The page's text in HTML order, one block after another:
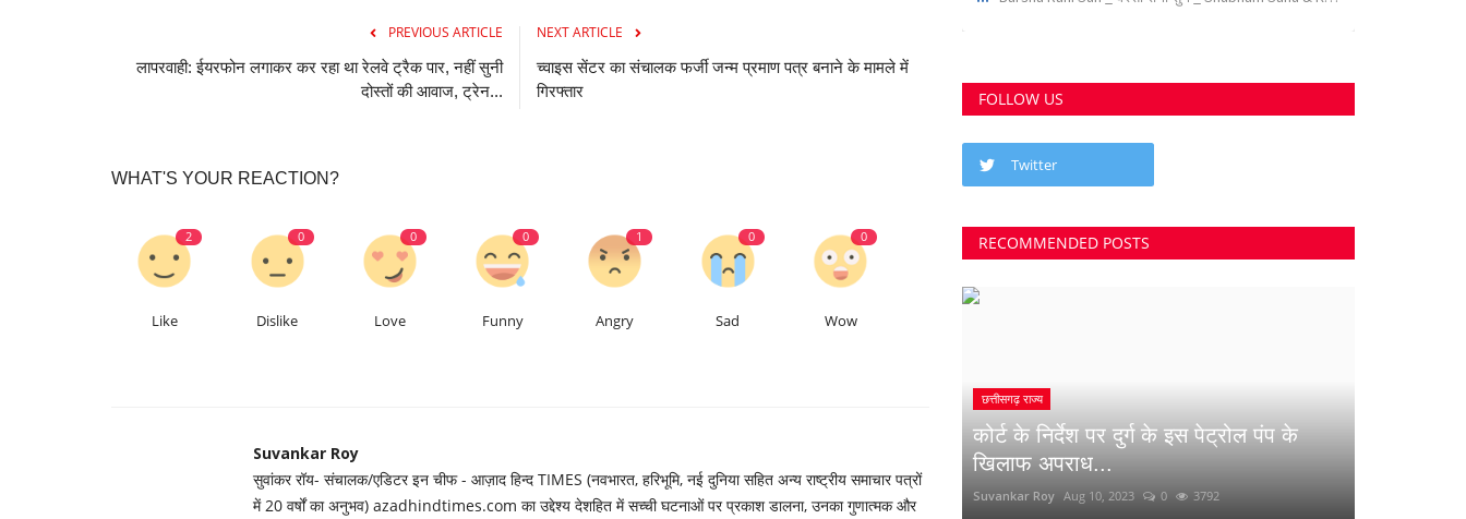
PREVIOUS ARTICLE
लापरवाही: ईयरफोन लगाकर कर रहा था रेलवे ट्रैक पार, नहीं सुनी
दोस्तों की आवाज, ट्रेन...
NEXT ARTICLE
च्वाइस सेंटर का संचालक फर्जी जन्म प्रमाण पत्र बनाने के मामले में
गिरफ्तार
WHAT'S YOUR REACTION?
2
Like
0
Dislike
0
Love
0
Funny
1
Angry
0
Sad
0
Wow
Suvankar Roy
सुवांकर रॉय- संचालक/एडिटर इन चीफ - आज़ाद हिन्द TIMES (नवभारत, हरिभूमि, नई दुनिया सहित अन्य राष्ट्रीय समाचार पत्रों
में 20 वर्षों का अनुभव) azadhindtimes.com का उद्देश्य देशहित में सच्ची घटनाओं पर प्रकाश डालना, उनका गुणात्मक और
FOLLOW US
Twitter
RECOMMENDED POSTS
छत्तीसगढ़ राज्य
कोर्ट के निर्देश पर दुर्ग के इस पेट्रोल पंप के
खिलाफ अपराध...
Suvankar Roy Aug 10, 2023 0 3792